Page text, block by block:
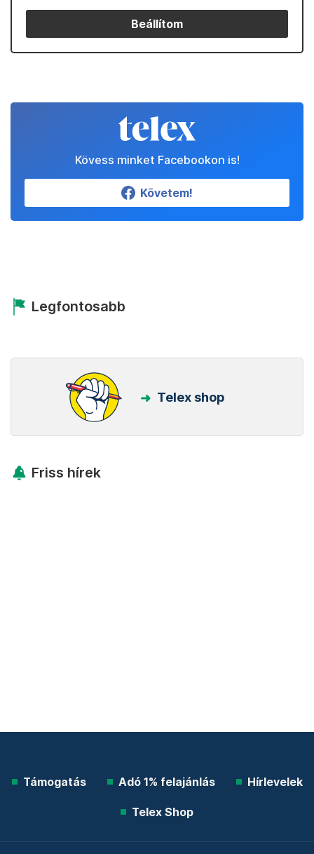
Beállítom
Kövess minket Facebookon is!
Követem!
Legfontosabb
Telex shop
Friss hírek
Támogatás Adó 1% felajánlás Hírlevelek
Telex Shop